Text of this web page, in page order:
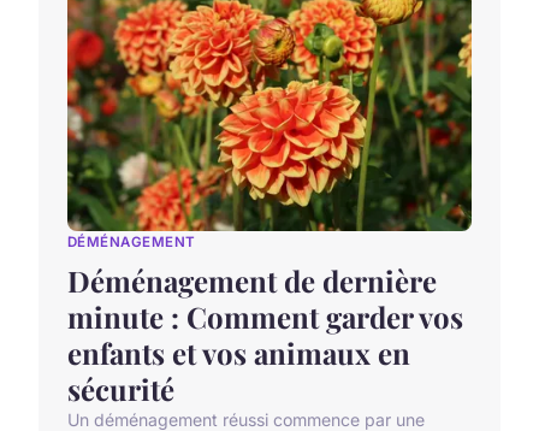
DÉMÉNAGEMENT
Déménagement de dernière
minute : Comment garder vos
enfants et vos animaux en
sécurité
Un déménagement réussi commence par une